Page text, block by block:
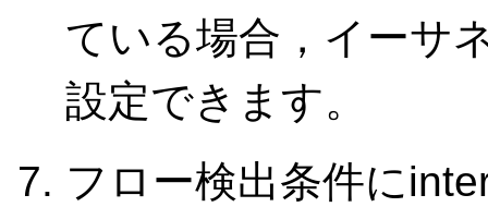
ている場合，イーサ
設定できます。
フロー検出条件に